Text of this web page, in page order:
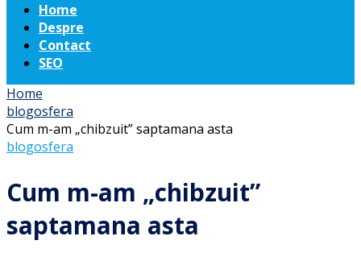
Home
Despre
Contact
SEO
Home
blogosfera
Cum m-am „chibzuit” saptamana asta
blogosfera
Cum m-am „chibzuit”
saptamana asta